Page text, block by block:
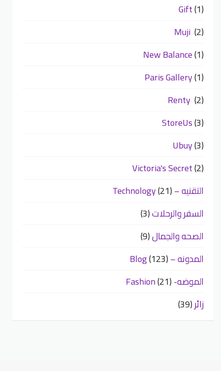
Gift(1)
Muji (2)
New Balance(1)
Paris Gallery(1)
Renty (2)
StoreUs(3)
Ubuy(3)
Victoria's Secret(2)
التقنيه – Technology(21)
السفر والرحلات(3)
الصحه والجمال(9)
المدونه – Blog(123)
الموضه- Fashion(21)
زائر(39)